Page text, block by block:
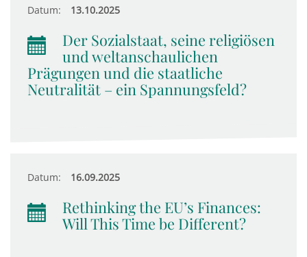
Datum: 13.10.2025
Der Sozialstaat, seine religiösen
und weltanschaulichen
Prägungen und die staatliche
Neutralität – ein Spannungsfeld?
Datum: 16.09.2025
Rethinking the EU’s Finances:
Will This Time be Different?